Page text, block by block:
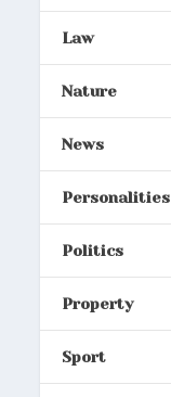
Law
Nature
News
Personalities
Politics
Property
Sport